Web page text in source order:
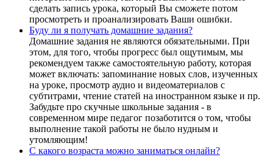
сделать запись урока, который Вы сможете потом
просмотреть и проанализировать Ваши ошибки.
Буду ли я получать домашние задания?
Домашние задания не являются обязательными. При
этом, для того, чтобы прогресс был ощутимым, мы
рекомендуем также самостоятельную работу, которая
может включать: запоминание новых слов, изученных
на уроке, просмотр аудио и видеоматериалов с
субтитрами, чтение статей на иностранном языке и пр.
Забудьте про скучные школьные задания - в
современном мире педагог позаботится о том, чтобы
выполнение такой работы не было нудным и
утомляющим!
С какого возраста можно заниматься онлайн?